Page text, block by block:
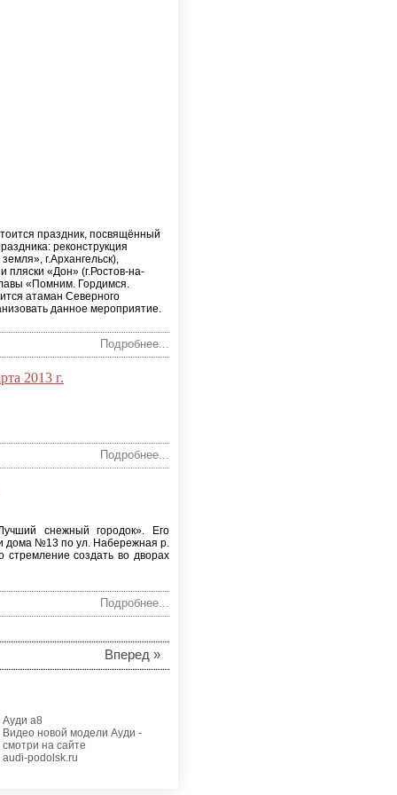
праздник, посвящённый
реконструкция
г.Архангельск),
пляски «Дон» (г.Ростов-на-
«Помним. Гордимся.
атаман Северного
данное мероприятие.
Подробнее...
2013 г.
Подробнее...
снежный городок». Его
дома №13 по ул. Набережная р.
создать во дворах
Подробнее...
Вперед »
Ауди а8
Видео новой модели Ауди -
смотри на сайте
audi-podolsk.ru